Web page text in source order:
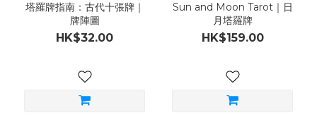
塔羅牌指南：古代十張牌｜
牌陣圖
HK$32.00
Sun and Moon Tarot｜日
月塔羅牌
HK$159.00